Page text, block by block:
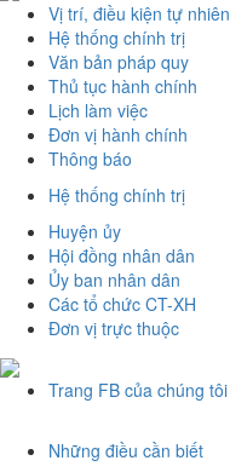
Vị trí, điều kiện tự nhiên
Hệ thống chính trị
Văn bản pháp quy
Thủ tục hành chính
Lịch làm việc
Đơn vị hành chính
Thông báo
Hệ thống chính trị
Huyện ủy
Hội đồng nhân dân
Ủy ban nhân dân
Các tổ chức CT-XH
Đơn vị trực thuộc
Trang FB của chúng tôi
Những điều cần biết